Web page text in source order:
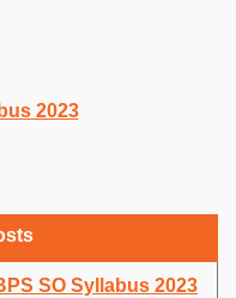
2023
SO Syllabus 2023